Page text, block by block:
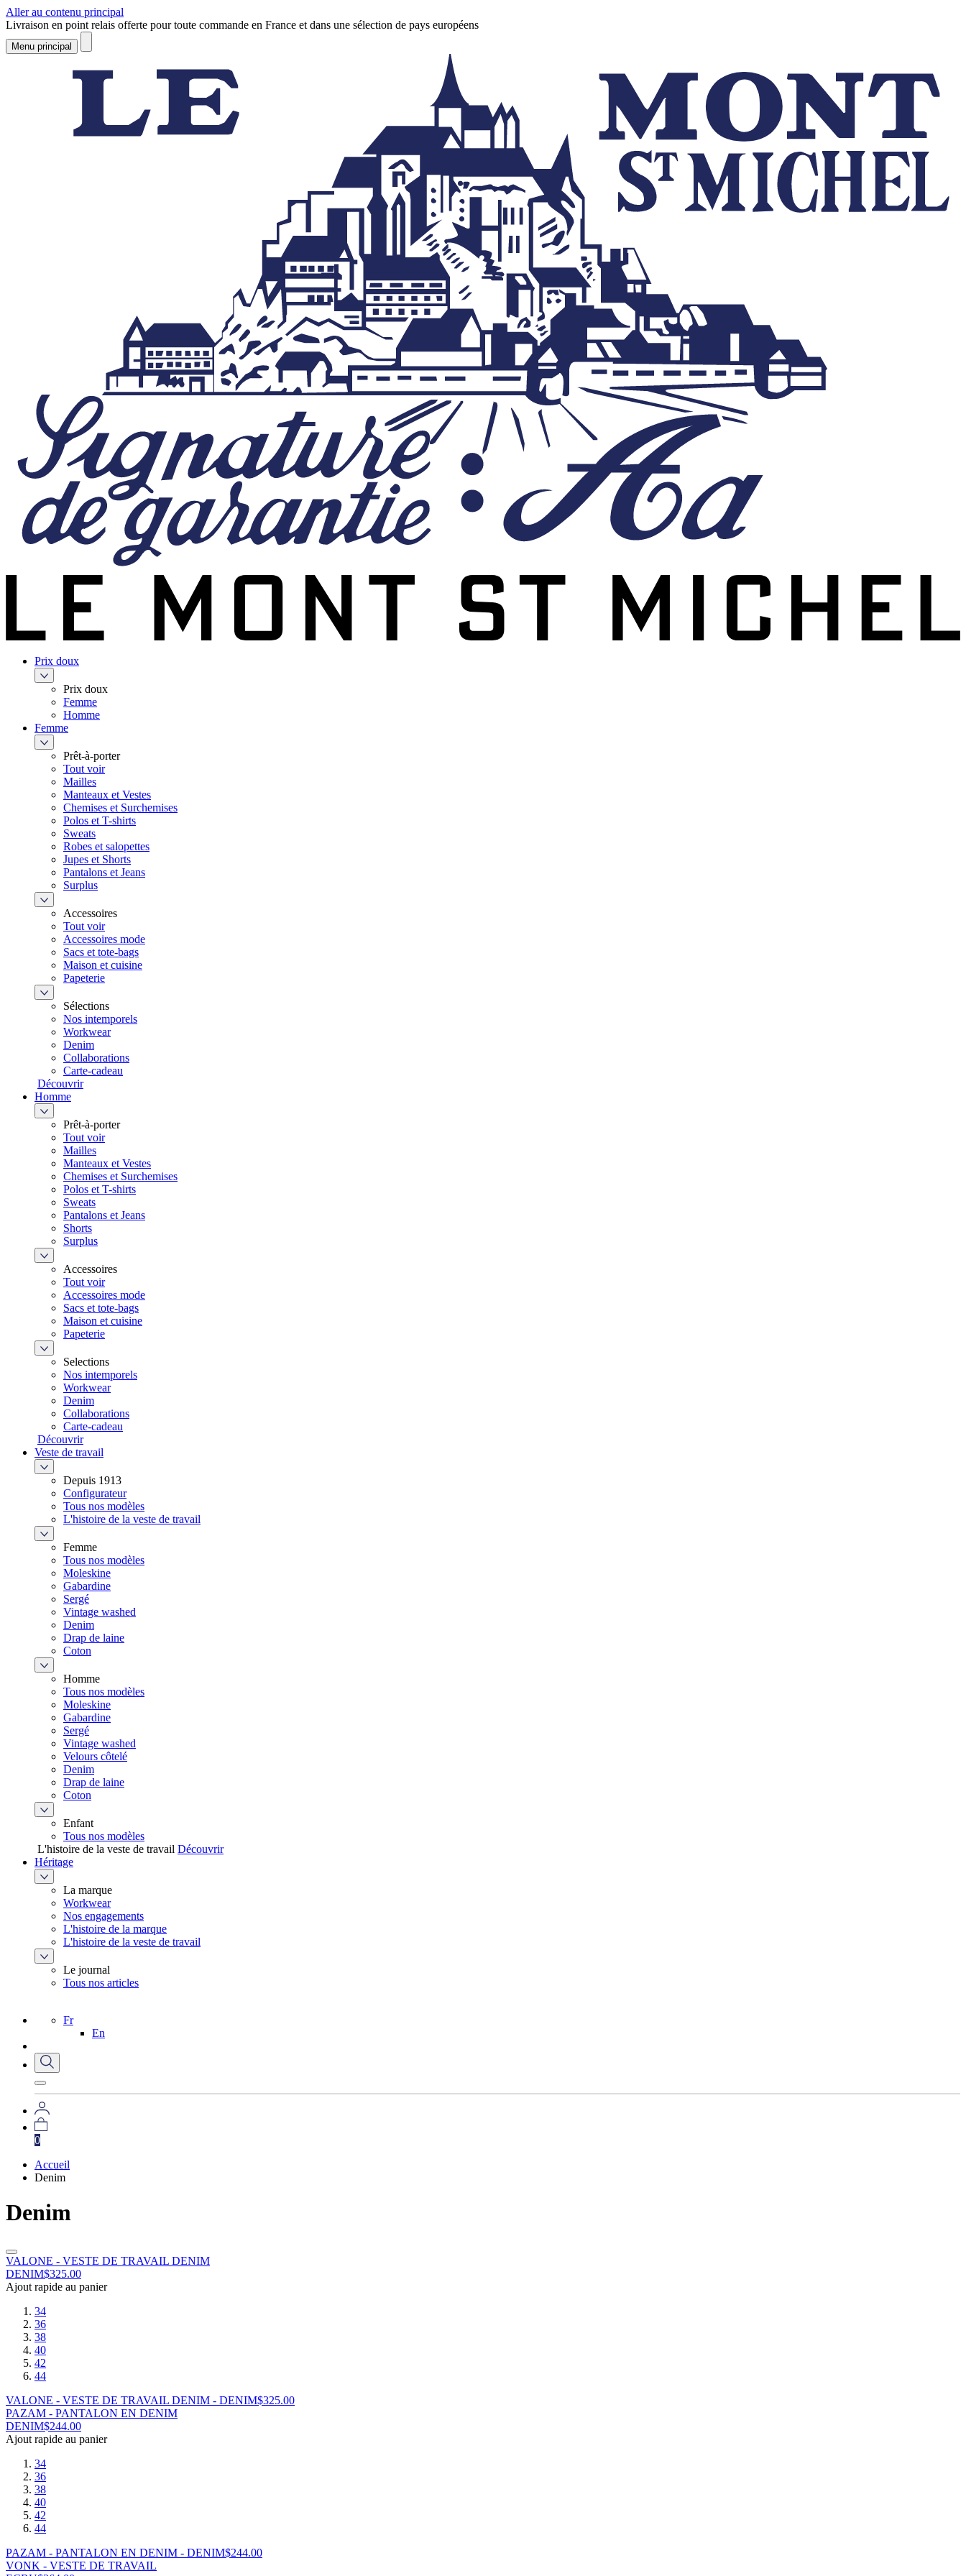
Aller au contenu principal
Livraison en point relais offerte pour toute commande en France et dans une sélection de pays européens
Menu principal
Prix doux
Prix doux
Femme
Homme
Femme
Prêt-à-porter
Tout voir
Mailles
Manteaux et Vestes
Chemises et Surchemises
Polos et T-shirts
Sweats
Robes et salopettes
Jupes et Shorts
Pantalons et Jeans
Surplus
Accessoires
Tout voir
Accessoires mode
Sacs et tote-bags
Maison et cuisine
Papeterie
Sélections
Nos intemporels
Workwear
Denim
Collaborations
Carte-cadeau
Découvrir
Homme
Prêt-à-porter
Tout voir
Mailles
Manteaux et Vestes
Chemises et Surchemises
Polos et T-shirts
Sweats
Pantalons et Jeans
Shorts
Surplus
Accessoires
Tout voir
Accessoires mode
Sacs et tote-bags
Maison et cuisine
Papeterie
Selections
Nos intemporels
Workwear
Denim
Collaborations
Carte-cadeau
Découvrir
Veste de travail
Depuis 1913
Configurateur
Tous nos modèles
L'histoire de la veste de travail
Femme
Tous nos modèles
Moleskine
Gabardine
Sergé
Vintage washed
Denim
Drap de laine
Coton
Homme
Tous nos modèles
Moleskine
Gabardine
Sergé
Vintage washed
Velours côtelé
Denim
Drap de laine
Coton
Enfant
Tous nos modèles
L'histoire de la veste de travail Découvrir
Héritage
La marque
Workwear
Nos engagements
L'histoire de la marque
L'histoire de la veste de travail
Le journal
Tous nos articles
Fr
En
0
Accueil
Denim
Denim
VALONE - VESTE DE TRAVAIL DENIM
DENIM$325.00
Ajout rapide au panier
34
36
38
40
42
44
VALONE - VESTE DE TRAVAIL DENIM - DENIM$325.00
PAZAM - PANTALON EN DENIM
DENIM$244.00
Ajout rapide au panier
34
36
38
40
42
44
PAZAM - PANTALON EN DENIM - DENIM$244.00
VONK - VESTE DE TRAVAIL